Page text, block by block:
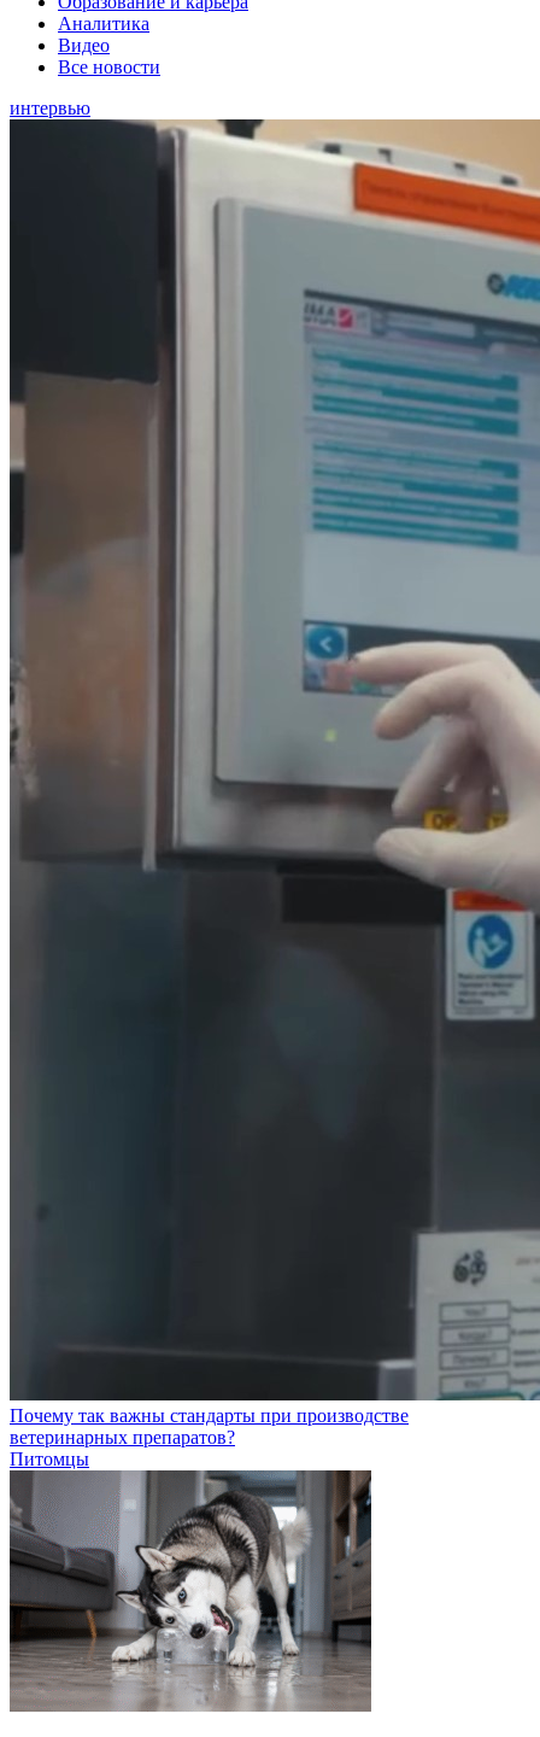
Аналитика
Видео
Все новости
интервью
Почему так важны стандарты при производстве
ветеринарных препаратов?
Питомцы